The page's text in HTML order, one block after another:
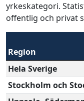
yrkeskategori.
offentlig och privat
Region
Hela Sverige
Stockholm och